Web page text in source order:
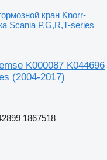
кран Knorr-
Scania P,G,R,T-series
K000087 K044696
(2004-2017)
1867518